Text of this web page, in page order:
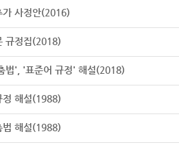
가 사정안(2016)
규정집(2018)
법', '표준어 규정' 해설(2018)
정 해설(1988)
법 해설(1988)